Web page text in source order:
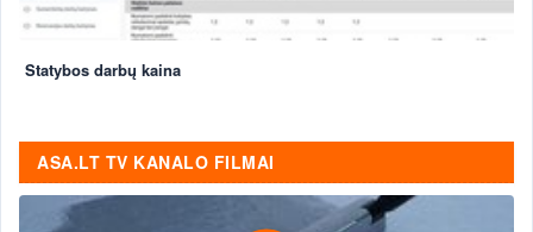
Statybos darbų kaina
ASA.LT TV KANALO FILMAI